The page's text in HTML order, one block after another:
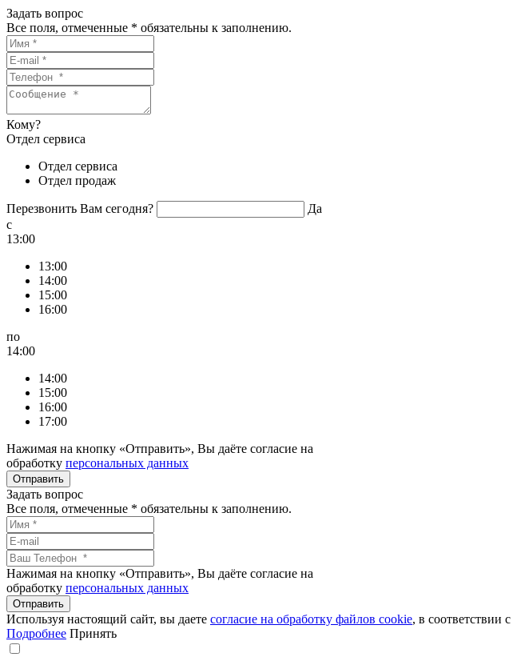
Задать вопрос
Все поля, отмеченные * обязательны к заполнению.
Кому?
Отдел сервиса
Отдел сервиса
Отдел продаж
Перезвонить Вам сегодня?
Да
c
13:00
13:00
14:00
15:00
16:00
по
14:00
14:00
15:00
16:00
17:00
Нажимая на кнопку «Отправить», Вы даёте согласие на
обработку персональных данных
Задать вопрос
Все поля, отмеченные * обязательны к заполнению.
Нажимая на кнопку «Отправить», Вы даёте согласие на
обработку персональных данных
Используя настоящий сайт, вы даете согласие на обработку файлов сookie, в соответствии с
Подробнее Принять